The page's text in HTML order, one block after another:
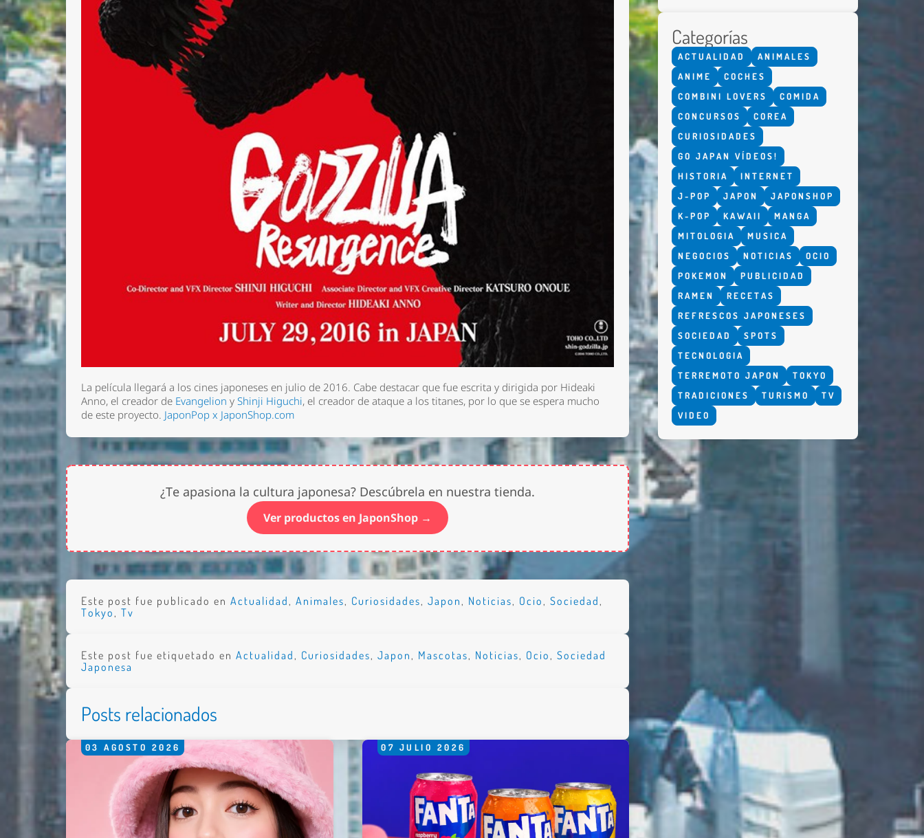
La película llegará a los cines japoneses en julio de 2016. Cabe destacar que fue escrita y dirigida por Hideaki
Anno, el creador de Evangelion yShinji Higuchi, el creador de ataque a los titanes, por lo que se espera mucho
de este proyecto. JaponPop x JaponShop.com
¿Te apasiona la cultura japonesa? Descúbrela en nuestra tienda.
Ver productos en JaponShop →
Este post fue publicado enActualidad ,Animales, Curiosidades,Japon , Noticias, Ocio ,Sociedad ,
Tokyo ,Tv
Este post fue etiquetado enActualidad , Curiosidades,Japon , Mascotas, Noticias, Ocio ,Sociedad
Japonesa
Posts relacionados
03 AGOSTO 2026 07 JULIO 2026
Categorías
ACTUALIDAD
ANIMALES
ANIME
COCHES
COMBINI LOVERS
COMIDA
CONCURSOS
COREA
CURIOSIDADES
GO JAPAN VÍDEOS!
HISTORIA
INTERNET
J-POP
JAPON
JAPONSHOP
K-POP
KAWAII
MANGA
MITOLOGIA
MUSICA
NEGOCIOS
NOTICIAS
OCIO
POKEMON
PUBLICIDAD
RAMEN
RECETAS
REFRESCOS JAPONESES
SOCIEDAD
SPOTS
TECNOLOGIA
TERREMOTO JAPON
TOKYO
TRADICIONES
TURISMO
TV
VIDEO
Enviar